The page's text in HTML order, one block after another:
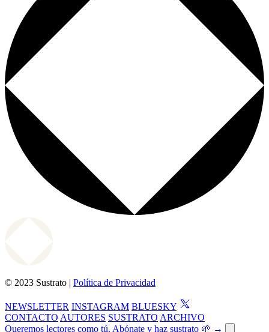
© 2023 Sustrato | Política de Privacidad
NEWSLETTER INSTAGRAM BLUESKY
CONTACTO AUTORES SUSTRATO ARCHIVO
Queremos lectores como tú. Abónate y haz sustrato 🌱 →